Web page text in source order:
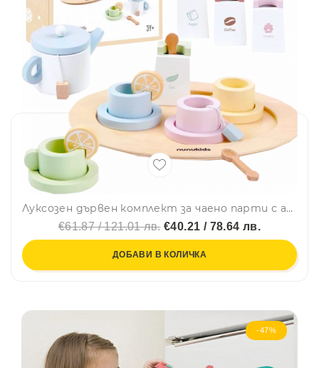
Луксозен дървен комплект за чаено парти с аксесоари от 25+ части, 3+ години, TEA PARTY SET NUNUKIDS- XQ05, BF23
€61.87 / 121.01 лв.€40.21 / 78.64 лв.
ДОБАВИ В КОЛИЧКА
-47%